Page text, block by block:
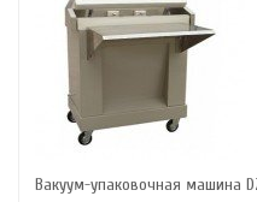
Вакуум-упаковочная машина